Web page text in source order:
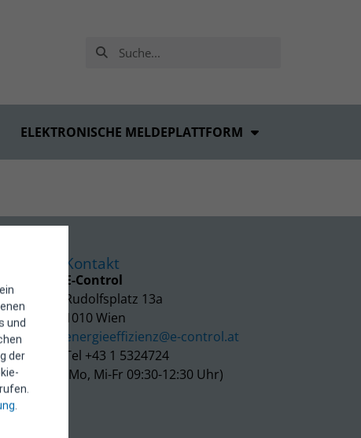
und
der
.
ELEKTRONISCHE MELDEPLATTFORM
Kontakt
E-Control
Rudolfsplatz 13a
1010 Wien
energieeffizienz@e-control.at
Tel +43 1 5324724
(Mo, Mi-Fr 09:30-12:30 Uhr)